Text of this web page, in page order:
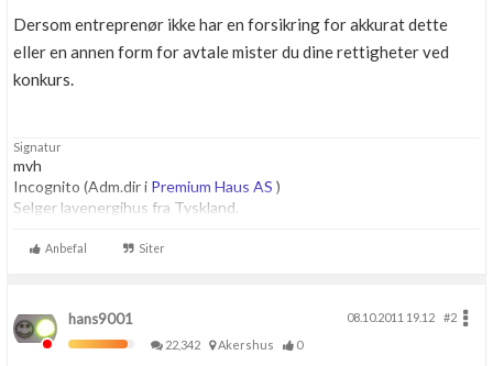
Dersom entreprenør ikke har en forsikring for akkurat dette
eller en annen form for avtale mister du dine rettigheter ved
konkurs.
Signatur
mvh
Incognito (Adm.dir i Premium Haus AS )
Selger lavenergihus fra Tyskland.
Anbefal Siter
hans9001 08.10.2011 19.12
#2
22,342
Akershus 0